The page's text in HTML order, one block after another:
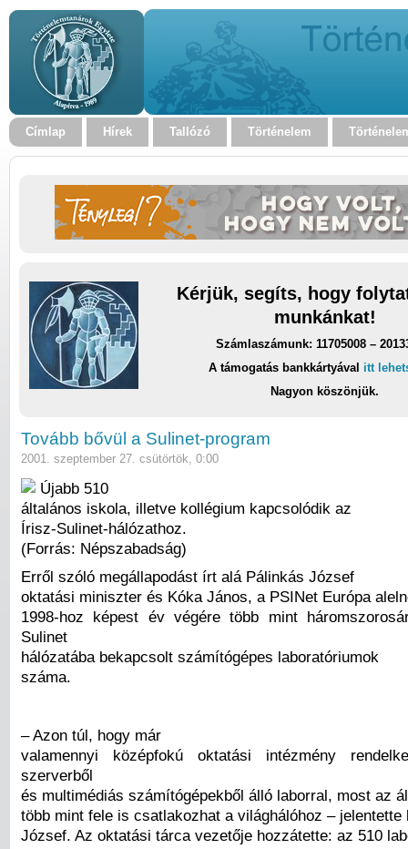
Címlap Hírek Tallózó Történelem
Kérjük, segíts, hogy
munkánkat!
Számlaszámunk: 11705008 –
A támogatás bankkártyával itt
Nagyon köszönjük.
Tovább bővül a Sulinet-program
2001. szeptember 27. csütörtök, 0:00
Újabb 510
általános iskola, illetve kollégium kapcsolódik az
Írisz-Sulinet-hálózathoz.
(Forrás: Népszabadság)
Erről szóló megállapodást írt alá Pálinkás József
oktatási miniszter és Kóka János, a PSINet Európa
1998-hoz képest év végére több mint
Sulinet
hálózatába bekapcsolt számítógépes laboratóriumok
száma.
– Azon túl, hogy már
valamennyi középfokú oktatási intézmény
szerverből
és multimédiás számítógépekből álló laborral, most az
több mint fele is csatlakozhat a világhálóhoz – jelentette
József. Az oktatási tárca vezetője hozzátette: az 510